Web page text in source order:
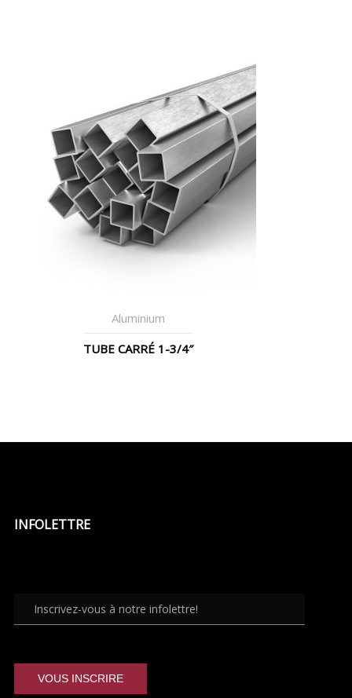
Aluminium
TUBE CARRÉ 1-3/4″
INFOLETTRE